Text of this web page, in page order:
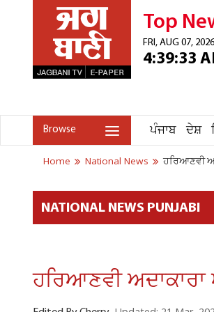
Top
FRI, AUG 07, 2026
4:39:33
Browse ਪੰਜਾਬ ਦੇਸ਼
Home National News ਹਰਿਆਣਵੀ
NATIONAL NEWS PUNJABI
ਹਰਿਆਣਵੀ